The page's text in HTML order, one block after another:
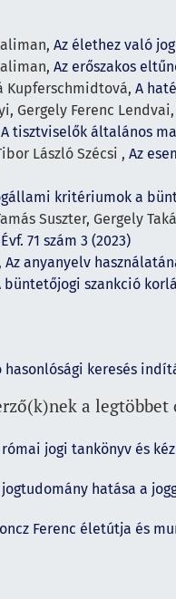
Az élethez való
Az erőszakos
Kupferschmidtová, A
Gergely Ferenc Lendvai,
A tisztviselők általános
László Szécsi , Az
kritériumok a
Suszter, Gergely
71 szám 3 (2023)
Az anyanyelv
büntetőjogi szankció
hasonlósági keresés
a
római jogi tankönyv és
jogtudomány hatása a
Ferenc életútja és